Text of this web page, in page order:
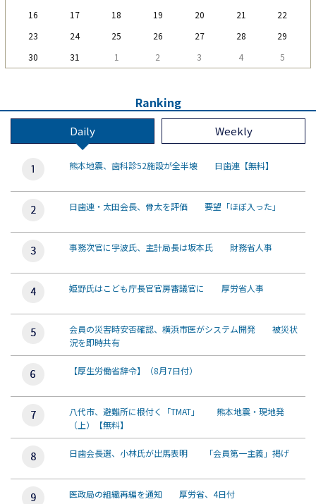
16
17 18 19 20 21
22
23
24 25 26 27 28
29
30
31 1 2 3 4 5
Ranking
Daily Weekly
熊本地震、歯科診52施設が全半壊 日歯連【無料】
日歯連・太田会長、骨太を評価 要望「ほぼ入った」
事務次官に宇波氏、主計局長は坂本氏 財務省人事
姫野氏はこども庁長官官房審議官に 厚労省人事
会員の災害時安否確認、横浜市医がシステム開発 被災状
況を即時共有
【厚生労働省辞令】（8月7日付）
八代市、避難所に根付く「TMAT」 熊本地震・現地発
（上）【無料】
日歯会長選、小林氏が出馬表明 「会員第一主義」掲げ
医政局の組織再編を通知 厚労省、4日付